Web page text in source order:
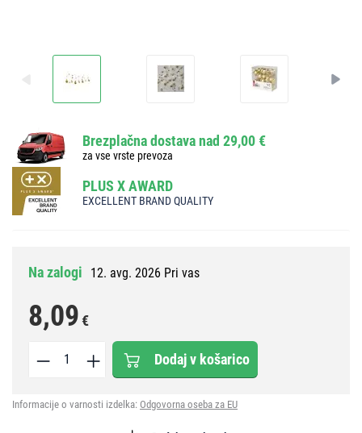
Brezplačna dostava nad 29,00 €
za vse vrste prevoza
PLUS X AWARD
EXCELLENT BRAND QUALITY
Na zalogi 12. avg. 2026 Pri vas
8,09€
Dodaj v košarico
Informacije o varnosti izdelka: Odgovorna oseba za EU